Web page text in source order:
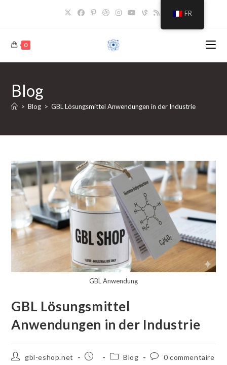
0
Blog
> Blog > GBL Lösungsmittel Anwendungen in der Industrie
GBL Anwendung
GBL Lösungsmittel
Anwendungen in der Industrie
Auteurgbl-eshop.net
Poste
Catégorie
Blog
Commentaires
0 commentaire
FR